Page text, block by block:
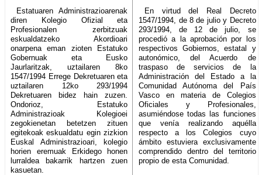
Estatuaren Administrazioarenak
diren Kolegio Ofizial eta
Profesionalen zerbitzuak
eskualdatzeko Akordioari
onarpena eman zioten Estatuko
Gobernuak eta Eusko
Jaurlaritzak, uztailaren 8ko
1547/1994 Errege Dekretuaren eta
uztailaren 12ko 293/1994
Dekretuaren bidez hain zuzen.
Ondorioz, Estatuko
Administrazioak Kolegioei
zegokienetan betetzen zituen
egitekoak eskualdatu egin zizkion
Euskal Administrazioari, kolegio
horien eremuak Erkidego honen
lurraldea bakarrik hartzen zuen
kasuetan.
En virtud del Real Decreto
1547/1994, de 8 de julio y Decreto
293/1994, de 12 de julio, se
procedió a la aprobación por los
respectivos Gobiernos, estatal y
autonómico, del Acuerdo de
traspaso de servicios de la
Administración del Estado a la
Comunidad Autónoma del País
Vasco en materia de Colegios
Oficiales y Profesionales,
asumiéndose todas las funciones
que venía realizando aquélla
respecto a los Colegios cuyo
ámbito estuviera exclusivamente
comprendido dentro del territorio
propio de esta Comunidad.